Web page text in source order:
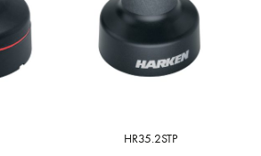
HR35.2STP